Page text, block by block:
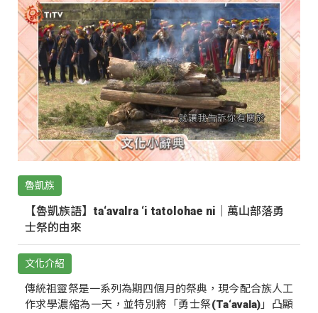
魯凱族
【魯凱族語】ta‘avalra ‘i tatolohae ni｜萬山部落勇
士祭的由來
文化介紹
傳統祖靈祭是一系列為期四個月的祭典，現今配合族人工
作求學濃縮為一天，並特別將「勇士祭(Ta‘avala)」凸顯